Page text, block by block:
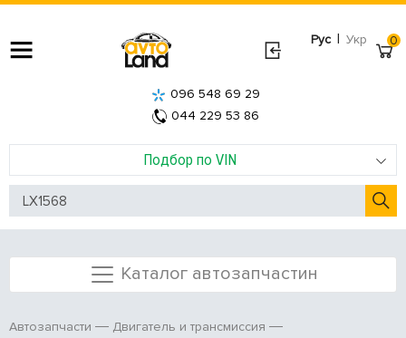
Рус | Укр
Подбор по VIN
096 548 69 29
044 229 53 86
0
Каталог автозапчастин
Автозапчасти
Двигатель и трансмиссия